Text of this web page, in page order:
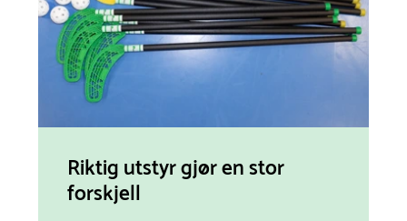
Riktig utstyr gjør en stor
forskjell